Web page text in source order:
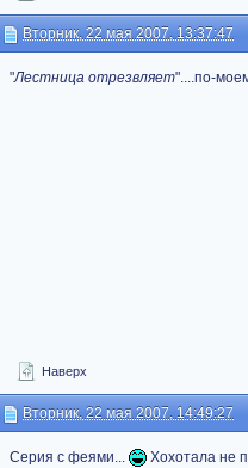
Вторник, 22 мая 2007, 13:37:47
"Лестница отрезвляет"....по-
Наверх
Вторник, 22 мая 2007, 14:49:27
Серия с феями...
Хохотала не